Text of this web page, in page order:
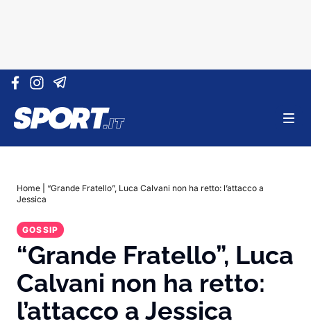
Vai al contenuto
Home
“Grande Fratello”, Luca Calvani non ha retto: l’attacco a
Jessica
GOSSIP
“Grande Fratello”, Luca
Calvani non ha retto:
l’attacco a Jessica